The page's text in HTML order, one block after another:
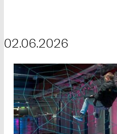
02.06.2026